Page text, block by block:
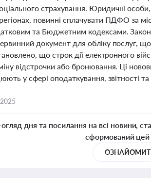
страхування. Юридичні
повинні сплачувати ПДФО за
та Бюджетним кодексами.
документ для обліку послуг,
що строк дії електронного
відстрочки або бронювання. Ці
у сфері оподаткування, звітності
дня та посилання на всі новини,
сформований цей